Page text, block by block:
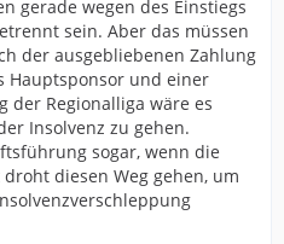
gerade wegen des Einstiegs
sein. Aber das müssen
der ausgebliebenen Zahlung
Hauptsponsor und einer
der Regionalliga wäre es
Insolvenz zu gehen.
sogar, wenn die
diesen Weg gehen, um